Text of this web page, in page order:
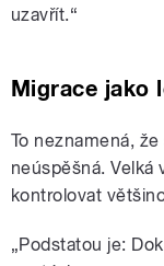
uzavřít.“
Migrace jako
To neznamená,
neúspěšná. Velká
kontrolovat
„Podstatou je: